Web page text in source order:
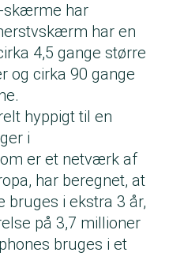
skærme har
har en
4,5 gange større
og cirka 90 gange
hyppigt til en
i
er et netværk af
har beregnet, at
i ekstra 3 år,
på 3,7 millioner
bruges i et